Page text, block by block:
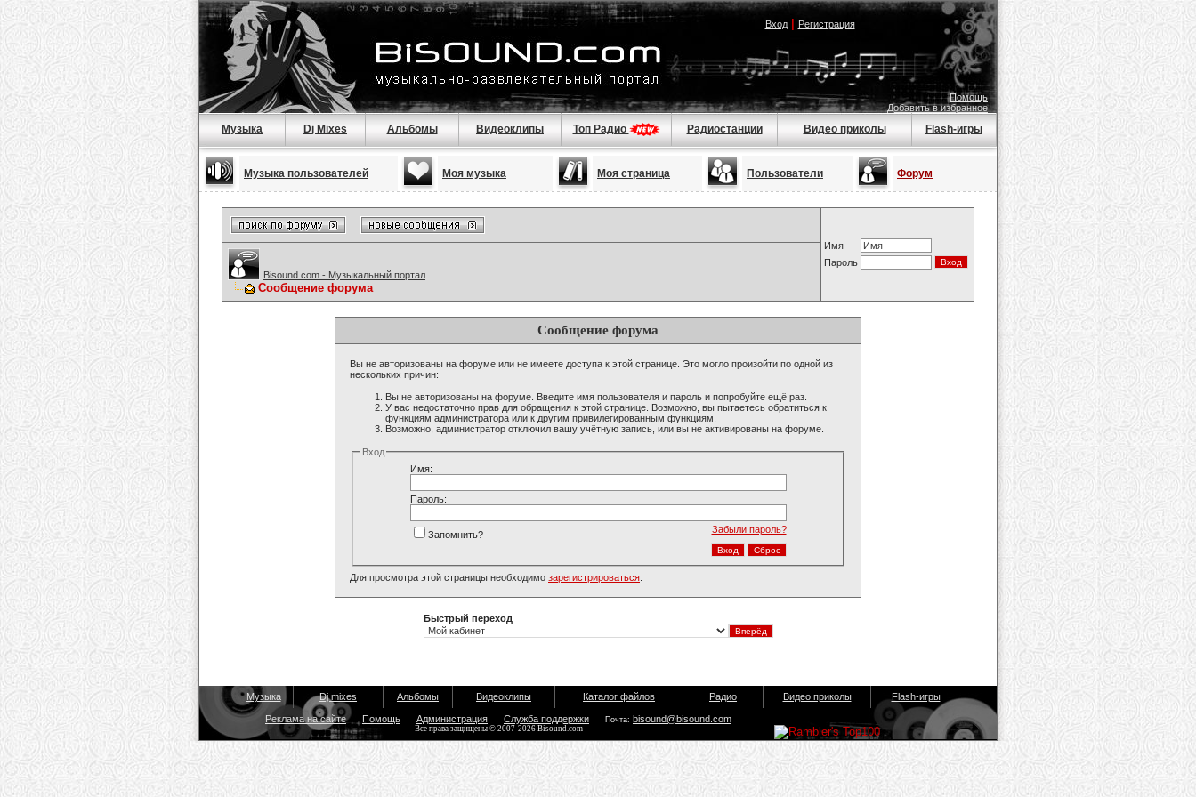
Вход| Регистрация
Помощь
Добавить в избранное
Музыка Dj Mixes Альбомы Видеоклипы Топ Радио Радиостанции Видео приколы Flash-игры
Музыка пользователей Моя музыка Моя страница Пользователи Форум
Имя
Пароль
Bisound.com - Музыкальный портал
Сообщение форума
Сообщение форума
Вы не авторизованы на форуме или не имеете доступа к этой странице. Это могло произойти по одной из
нескольких причин:
Вы не авторизованы на форуме. Введите имя пользователя и пароль и попробуйте ещё раз.
У вас недостаточно прав для обращения к этой странице. Возможно, вы пытаетесь обратиться к
функциям администратора или к другим привилегированным функциям.
Возможно, администратор отключил вашу учётную запись, или вы не активированы на форуме.
Вход
Имя:
Пароль:
Забыли пароль?
Запомнить?
Для просмотра этой страницы необходимо зарегистрироваться
Быстрый переход
Музыка Dj mixes Альбомы Видеоклипы Каталог файлов Радио Видео приколы Flash-игры
Реклама на сайте Помощь Администрация Служба поддержки Почта: bisound@bisound.com
Все права защищены © 2007-2026 Bisound.com